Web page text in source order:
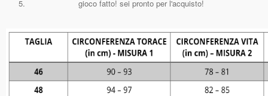
gioco fatto! sei pronto per l'acquisto!